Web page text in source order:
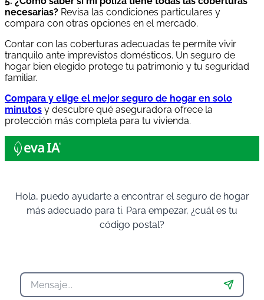
necesarias? Revisa las condiciones particulares y
compara con otras opciones en el mercado.
Contar con las coberturas adecuadas te permite vivir
tranquilo ante imprevistos domésticos. Un seguro de
hogar bien elegido protege tu patrimonio y tu seguridad
familiar.
Compara y elige el mejor seguro de hogar en solo
minutos y descubre qué aseguradora ofrece la
protección más completa para tu vivienda.
Hola, puedo ayudarte a encontrar el seguro de hogar
más adecuado para ti. Para empezar, ¿cuál es tu
código postal?